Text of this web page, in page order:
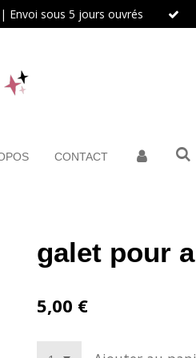
Envoi sous 5 jours ouvrés
CONTACT
galet pour
5,00 €